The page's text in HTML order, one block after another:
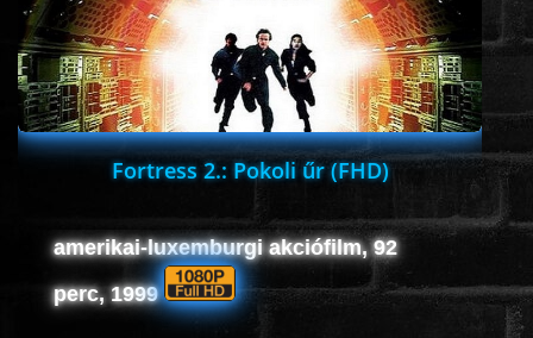
Fortress 2.: Pokoli űr (FHD)
amerikai-luxemburgi akciófilm, 92
perc, 1999